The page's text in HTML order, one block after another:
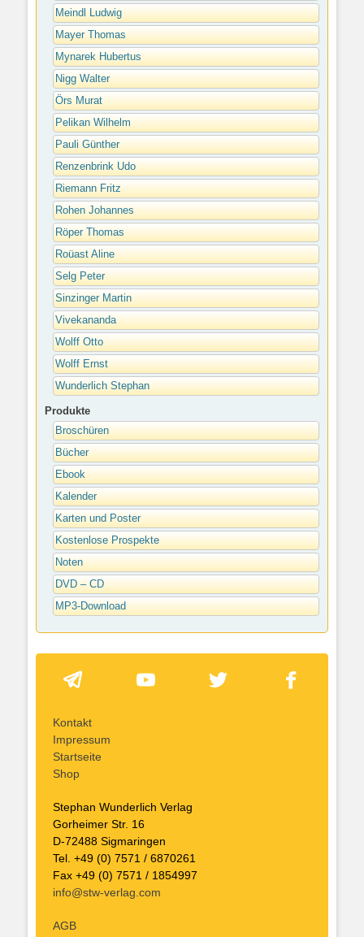
Meindl Ludwig
Mayer Thomas
Mynarek Hubertus
Nigg Walter
Örs Murat
Pelikan Wilhelm
Pauli Günther
Renzenbrink Udo
Riemann Fritz
Rohen Johannes
Röper Thomas
Roüast Aline
Selg Peter
Sinzinger Martin
Vivekananda
Wolff Otto
Wolff Ernst
Wunderlich Stephan
Produkte
Broschüren
Bücher
Ebook
Kalender
Karten und Poster
Kostenlose Prospekte
Noten
DVD – CD
MP3-Download
Kontakt
Impressum
Startseite
Shop
Stephan Wunderlich Verlag
Gorheimer Str. 16
D-72488 Sigmaringen
Tel. +49 (0) 7571 / 6870261
Fax +49 (0) 7571 / 1854997
info@stw-verlag.com
AGB